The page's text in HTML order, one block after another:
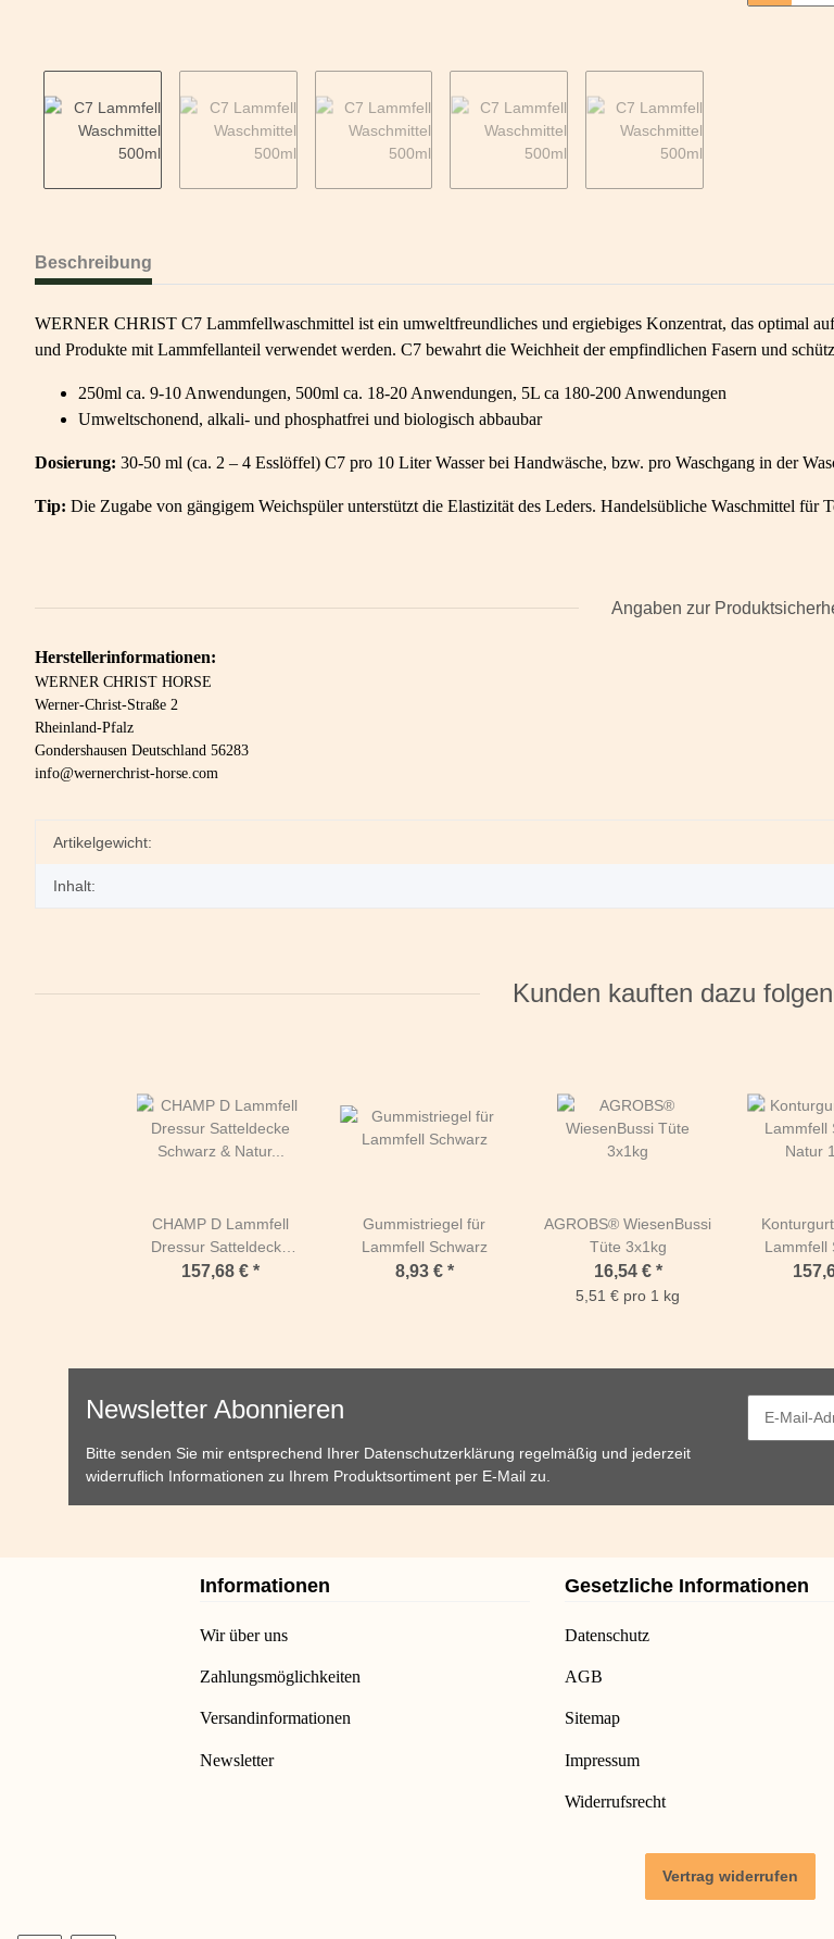
Beschreibung
WERNER CHRIST C7 Lammfellwaschmittel ist ein umweltfreundliches und ergiebiges Konzentrat, das optimal
und Produkte mit Lammfellanteil verwendet werden. C7 bewahrt die Weichheit der empfindlichen Fasern und
250ml ca. 9-10 Anwendungen, 500ml ca. 18-20 Anwendungen, 5L ca 180-200 Anwendungen
Umweltschonend, alkali- und phosphatfrei und biologisch abbaubar
Dosierung: 30-50 ml (ca. 2 – 4 Esslöffel) C7 pro 10 Liter Wasser bei Handwäsche, bzw. pro Waschgang in der
Tip: Die Zugabe von gängigem Weichspüler unterstützt die Elastizität des Leders. Handelsübliche Waschmittel
Angaben zur
Herstellerinformationen:
WERNER CHRIST HORSE
Werner-Christ-Straße 2
Rheinland-Pfalz
Gondershausen Deutschland 56283
info@wernerchrist-horse.com
Artikelgewicht:
Inhalt:
Kunden kauften dazu
CHAMP D Lammfell
Dressur Satteldecke
Schwarz & Natur
157,68 €*
Gummistriegel für
Lammfell Schwarz
8,93 € *
AGROBS® WiesenBussi
Tüte 3x1kg
16,54 € *
5,51 € pro 1 kg
Lammfell
Natur
Newsletter Abonnieren
Bitte senden Sie mir entsprechend Ihrer Datenschutzerklärung regelmäßig und jederzeit
widerruflich Informationen zu Ihrem Produktsortiment per E-Mail zu.
Informationen
Wir über uns
Zahlungsmöglichkeiten
Versandinformationen
Newsletter
Gesetzliche Informationen
Datenschutz
AGB
Sitemap
Impressum
Widerrufsrecht
Vertrag widerrufen